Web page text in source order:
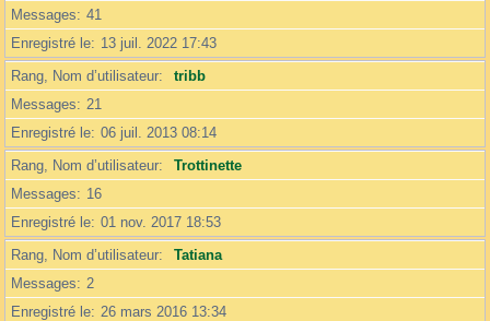
Messages
41
Enregistré le
13 juil. 2022 17:43
Rang, Nom d’utilisateur
tribb
Messages
21
Enregistré le 06 juil. 2013 08:14
Rang, Nom d’utilisateur
Trottinette
Messages
16
Enregistré le 01 nov. 2017 18:53
Rang, Nom d’utilisateur
Tatiana
Messages
2
Enregistré le 26 mars 2016 13:34